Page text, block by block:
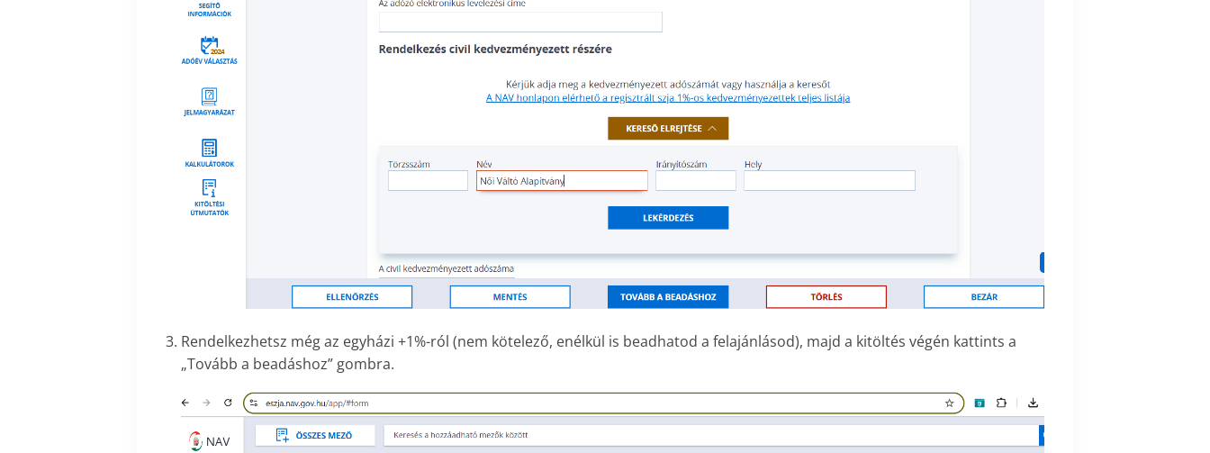
Rendelkezhetsz még az egyházi +1%-ról (nem kötelező, enélkül is beadhatod a felajánlásod), majd a kitöltés végén kattints a
„Tovább a beadáshoz” gombra.